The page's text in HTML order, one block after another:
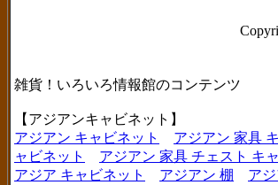
雑貨！いろいろ情報館のコンテンツ
【アジアンキャビネット】
アジアン キャビネット
アジアン 家具
ャビネット
アジアン 家具 チェスト キ
アジア キャビネット
アジアン 棚
ア